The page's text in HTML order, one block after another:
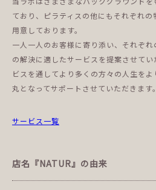
ており、ピラティスの他にもそれぞれ
用意しております。
一人一人のお客様に寄り添い、それぞ
の解決に適したサービスを提案させて
ビスを通してより多くの方々の人生を
丸となってサポートさせていただきます。
サービス一覧
店名『NATUR』の由来